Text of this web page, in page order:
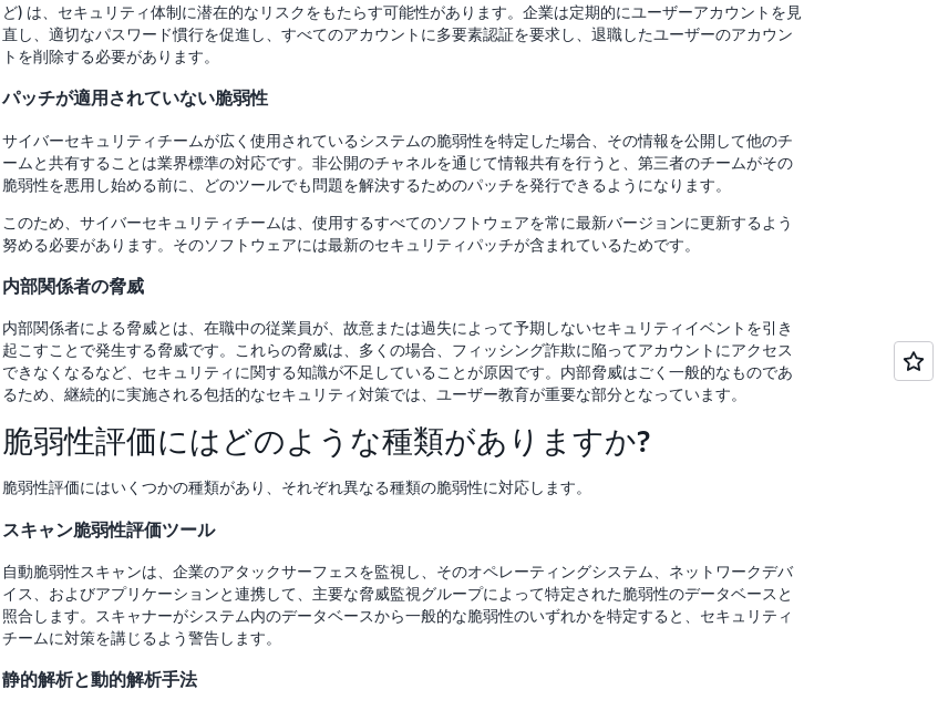
ど) は、セキュリティ体制に潜在的なリスクをもたらす可能性があります。企業は定期的にユーザーアカウントを見
直し、適切なパスワード慣行を促進し、すべてのアカウントに多要素認証を要求し、退職したユーザーのアカウン
トを削除する必要があります。
パッチが適用されていない脆弱性
サイバーセキュリティチームが広く使用されているシステムの脆弱性を特定した場合、その情報を公開して他のチ
ームと共有することは業界標準の対応です。非公開のチャネルを通じて情報共有を行うと、第三者のチームがその
脆弱性を悪用し始める前に、どのツールでも問題を解決するためのパッチを発行できるようになります。
このため、サイバーセキュリティチームは、使用するすべてのソフトウェアを常に最新バージョンに更新するよう
努める必要があります。そのソフトウェアには最新のセキュリティパッチが含まれているためです。
内部関係者の脅威
内部関係者による脅威とは、在職中の従業員が、故意または過失によって予期しないセキュリティイベントを引き
起こすことで発生する脅威です。これらの脅威は、多くの場合、フィッシング詐欺に陥ってアカウントにアクセス
できなくなるなど、セキュリティに関する知識が不足していることが原因です。内部脅威はごく一般的なものであ
るため、継続的に実施される包括的なセキュリティ対策では、ユーザー教育が重要な部分となっています。
脆弱性評価にはどのような種類がありますか?
脆弱性評価にはいくつかの種類があり、それぞれ異なる種類の脆弱性に対応します。
スキャン脆弱性評価ツール
自動脆弱性スキャンは、企業のアタックサーフェスを監視し、そのオペレーティングシステム、ネットワークデバ
イス、およびアプリケーションと連携して、主要な脅威監視グループによって特定された脆弱性のデータベースと
照合します。スキャナーがシステム内のデータベースから一般的な脆弱性のいずれかを特定すると、セキュリティ
チームに対策を講じるよう警告します。
静的解析と動的解析手法